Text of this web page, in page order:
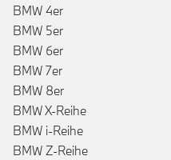
BMW 4er
BMW 5er
BMW 6er
BMW 7er
BMW 8er
BMW X-Reihe
BMW i-Reihe
BMW Z-Reihe